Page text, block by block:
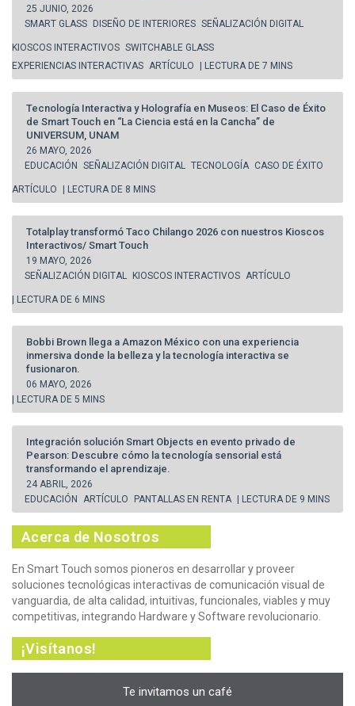
25 JUNIO, 2026
SMART GLASS DISEÑO DE INTERIORES SEÑALIZACIÓN DIGITAL
KIOSCOS INTERACTIVOS SWITCHABLE GLASS
EXPERIENCIAS INTERACTIVAS ARTÍCULO | LECTURA DE 7 MINS
Tecnología Interactiva y Holografía en Museos: El Caso de Éxito
de Smart Touch en “La Ciencia está en la Cancha” de
UNIVERSUM, UNAM
26 MAYO, 2026
EDUCACIÓN SEÑALIZACIÓN DIGITAL TECNOLOGÍA CASO DE ÉXITO
ARTÍCULO | LECTURA DE 8 MINS
Totalplay transformó Taco Chilango 2026 con nuestros Kioscos
Interactivos/ Smart Touch
19 MAYO, 2026
SEÑALIZACIÓN DIGITAL
KIOSCOS INTERACTIVOS ARTÍCULO
| LECTURA DE 6 MINS
Bobbi Brown llega a Amazon México con una experiencia
inmersiva donde la belleza y la tecnología interactiva se
fusionaron.
06 MAYO, 2026
| LECTURA DE 5 MINS
Integración solución Smart Objects en evento privado de
Pearson: Descubre cómo la tecnología sensorial está
transformando el aprendizaje.
24 ABRIL, 2026
EDUCACIÓN
ARTÍCULO PANTALLAS EN RENTA | LECTURA DE 9 MINS
Acerca de Nosotros
En Smart Touch somos pioneros en desarrollar y proveer
soluciones tecnológicas interactivas de comunicación visual de
vanguardia, de alta calidad, intuitivas, funcionales, viables y muy
competitivas, integrando Hardware y Software revolucionario.
¡Visítanos!
Te invitamos un café